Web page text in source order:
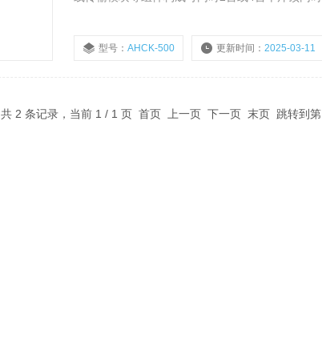
型号：AHCK-500 更新时间：2025-03-11
共 2 条记录，当前 1 / 1 页 首页 上一页 下一页 末页 跳转到第